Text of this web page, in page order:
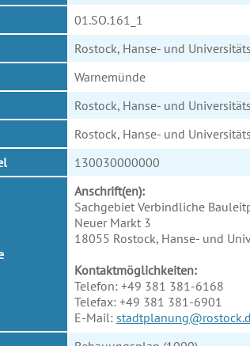
01.SO.161_1
Rostock, Hanse- und
Warnemünde
Rostock, Hanse- und
Rostock, Hanse- und
130030000000
Anschrift(en):
Sachgebiet Verbindliche
Neuer Markt 3
18055 Rostock, Hanse- und
Kontaktmöglichkeiten:
Telefon: +49 381 381-6168
Telefax: +49 381 381-6901
E-Mail: